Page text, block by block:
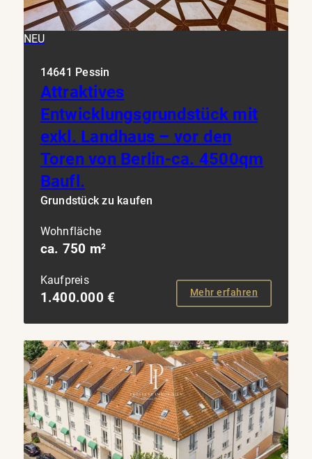
NEU
14641 Pessin
Attraktives
Entwicklungsgrundstück mit
exkl. Landhaus – vor den
Toren von Berlin-ca. 4500qm
Baufl.
Grundstück zu kaufen
Wohnfläche
ca. 750 m²
Kaufpreis
1.400.000 € Mehr erfahren